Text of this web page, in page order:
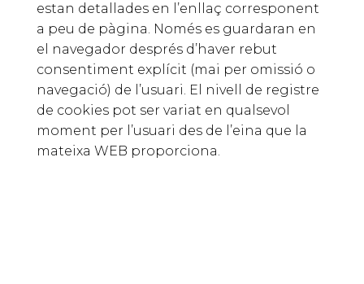
estan detallades en l’enllaç corresponent
a peu de pàgina. Només es guardaran en
el navegador després d’haver rebut
consentiment explícit (mai per omissió o
navegació) de l’usuari. El nivell de registre
de cookies pot ser variat en qualsevol
moment per l’usuari des de l’eina que la
mateixa WEB proporciona.